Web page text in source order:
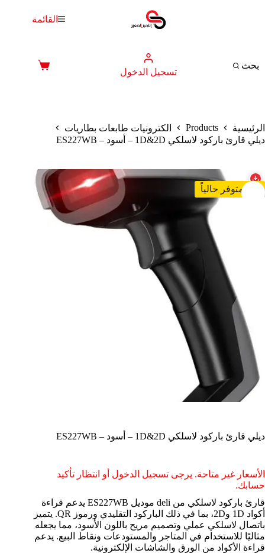
القائمة
بحث
تسجيل الدخول
عربة
الرئيسية Products
الكترونيات طابعات بطاريات
ديلي قارئ باركود لاسلكي 1D&2D – أسود – ES227WB
غير متوفر حالياً
ديلي قارئ باركود لاسلكي 1D&2D – أسود – ES227WB
الأسعار غير متاحة. يرجى تسجيل الدخول أو انتظار تأكيد
حسابك.
قارئ باركود لاسلكي من deli موديل ES227WB يدعم قراءة
أكواد 1D و2D، بما في ذلك الباركود التقليدي ورموز QR. يتميز
باتصال لاسلكي عملي وتصميم مريح باللون الأسود، مما يجعله
مثاليًا للاستخدام في المتاجر والمستودعات ونقاط البيع. يدعم
قراءة الأكواد من الورق والشاشات الإلكترونية.